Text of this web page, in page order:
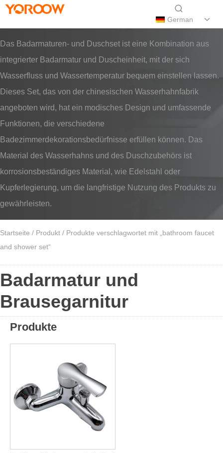
German
Das Badarmaturen- und Duschset ist eine Kombination aus
integrierter Badarmatur und Duscheinheit, mit der sich
Wasserfluss und Wassertemperatur bequem einstellen lassen.
Dieses Set, das von der chinesischen Wasserhahnfabrik
angeboten wird, hat ein modisches Design und umfassende
Funktionen, die verschiedene
Badezimmerdekorationsbedürfnisse erfüllen können. Das
Material des Wasserhahns und des Duschzubehörs ist
korrosionsbeständiges Material, wie Edelstahl oder
Kupferlegierung, um die langfristige Nutzung des Produkts zu
gewährleisten.
Startseite / Produkt / Produkte verschlagwortet mit „bathroom faucet
and shower set“
Badarmatur und
Brausegarnitur
Produkte